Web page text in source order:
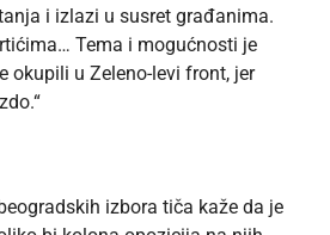
i izlazi u susret građanima.
Tema i mogućnosti je
okupili u Zeleno-levi front, jer
izbora tiča kaže da je